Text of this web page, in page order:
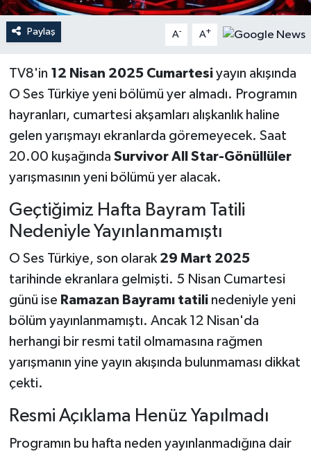
Paylaş A- A+
TV8'in 12 Nisan 2025 Cumartesiyayın akışında
O Ses Türkiye yeni bölümü yer almadı. Programın
hayranları, cumartesi akşamları alışkanlık haline
gelen yarışmayı ekranlarda göremeyecek. Saat
20.00 kuşağında Survivor All Star-Gönüllüler
yarışmasının yeni bölümü yer alacak.
Geçtiğimiz Hafta Bayram Tatili
Nedeniyle Yayınlanmamıştı
O Ses Türkiye, son olarak 29 Mart 2025
tarihinde ekranlara gelmişti. 5 Nisan Cumartesi
günü ise Ramazan Bayramı tatilinedeniyle yeni
bölüm yayınlanmamıştı. Ancak 12 Nisan'da
herhangi bir resmi tatil olmamasına rağmen
yarışmanın yine yayın akışında bulunmaması dikkat
çekti.
Resmi Açıklama Henüz Yapılmadı
Programın bu hafta neden yayınlanmadığına dair